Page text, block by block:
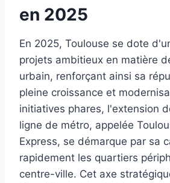
en 2025
En 2025, Toulouse se dote
projets ambitieux en matière
urbain, renforçant ainsi sa
pleine croissance et
initiatives phares, l'extension
ligne de métro, appelée
Express, se démarque par sa
rapidement les quartiers
centre-ville. Cet axe